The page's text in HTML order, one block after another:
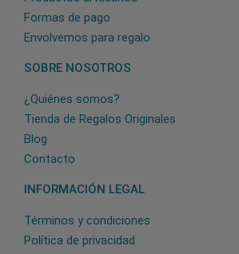
Formas de pago
Envolvemos para regalo
SOBRE NOSOTROS
¿Quiénes somos?
Tienda de Regalos Originales
Blog
Contacto
INFORMACIÓN LEGAL
Términos y condiciones
Política de privacidad